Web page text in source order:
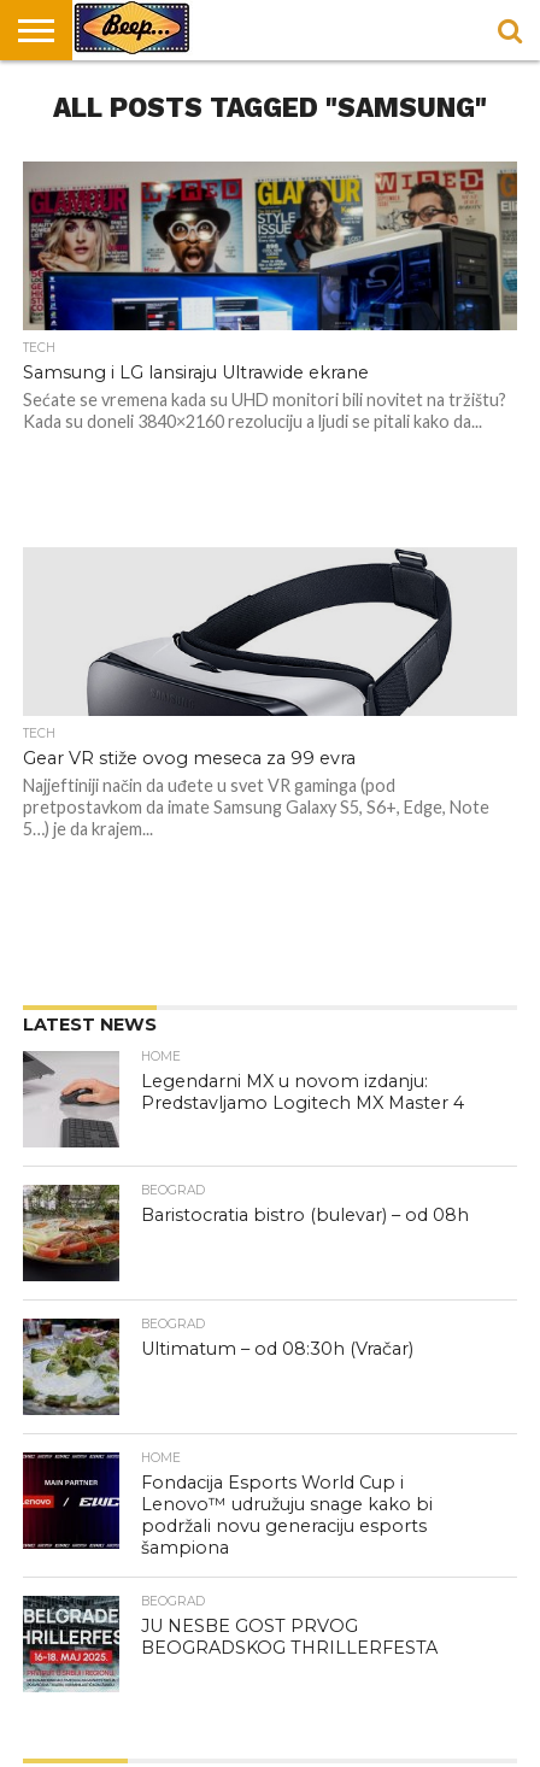
DORUČAK
U
SVAKODNEVICA
ENTERTAINMENT
LOKACIJE
ZA
HRANA I
RECEPTI
NEPUSACKI
LOKALI
ALL POSTS TAGGED "SAMSUNG"
TECH
Samsung i LG lansiraju Ultrawide ekrane
Sećate se vremena kada su UHD monitori bili novitet na tržištu?
Kada su doneli 3840×2160 rezoluciju a ljudi se pitali kako da...
TECH
Gear VR stiže ovog meseca za 99 evra
Najjeftiniji način da uđete u svet VR gaminga (pod
pretpostavkom da imate Samsung Galaxy S5, S6+, Edge, Note
5…) je da krajem...
LATEST NEWS
HOME
Legendarni MX u novom izdanju:
Predstavljamo Logitech MX Master 4
BEOGRAD
Baristocratia bistro (bulevar) – od 08h
BEOGRAD
Ultimatum – od 08:30h (Vračar)
HOME
Fondacija Esports World Cup i
Lenovo™ udružuju snage kako bi
podržali novu generaciju esports
šampiona
BEOGRAD
JU NESBE GOST PRVOG
BEOGRADSKOG THRILLERFESTA